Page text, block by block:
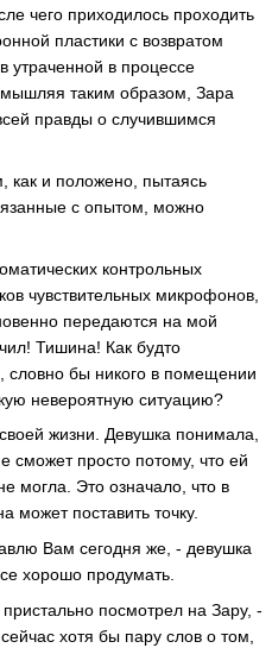
чего приходилось проходить
пластики с возвратом
утраченной в процессе
таким образом, Зара
правды о случившимся
как и положено, пытаясь
с опытом, можно
контрольных
чувствительных микрофонов,
передаются на мой
Тишина! Как будто
словно бы никого в помещении
невероятную ситуацию?
жизни. Девушка понимала,
сможет просто потому, что ей
могла. Это означало, что в
может поставить точку.
Вам сегодня же, - девушка
хорошо продумать.
посмотрел на Зару, -
хотя бы пару слов о том,